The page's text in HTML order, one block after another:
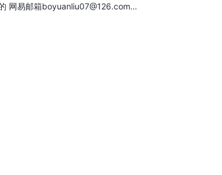
网易邮箱boyuanliu07@126.com…